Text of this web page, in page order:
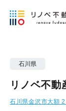
石川県
リノベ不動
石川県金沢市大額